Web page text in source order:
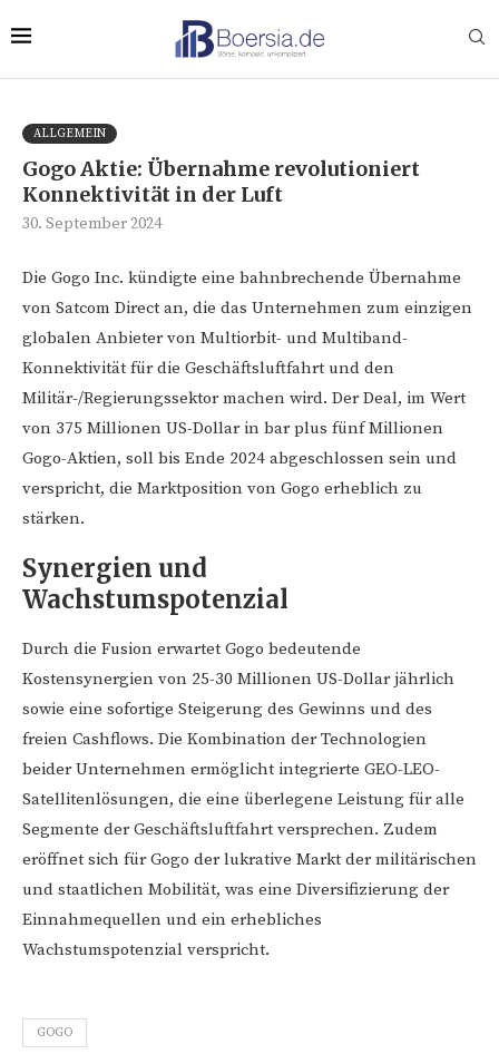
ALLGEMEIN
Gogo Aktie: Übernahme revolutioniert
Konnektivität in der Luft
30. September 2024
Die Gogo Inc. kündigte eine bahnbrechende Übernahme
von Satcom Direct an, die das Unternehmen zum einzigen
globalen Anbieter von Multiorbit- und Multiband-
Konnektivität für die Geschäftsluftfahrt und den
Militär-/Regierungssektor machen wird. Der Deal, im Wert
von 375 Millionen US-Dollar in bar plus fünf Millionen
Gogo-Aktien, soll bis Ende 2024 abgeschlossen sein und
verspricht, die Marktposition von Gogo erheblich zu
stärken.
Synergien und
Wachstumspotenzial
Durch die Fusion erwartet Gogo bedeutende
Kostensynergien von 25-30 Millionen US-Dollar jährlich
sowie eine sofortige Steigerung des Gewinns und des
freien Cashflows. Die Kombination der Technologien
beider Unternehmen ermöglicht integrierte GEO-LEO-
Satellitenlösungen, die eine überlegene Leistung für alle
Segmente der Geschäftsluftfahrt versprechen. Zudem
eröffnet sich für Gogo der lukrative Markt der militärischen
und staatlichen Mobilität, was eine Diversifizierung der
Einnahmequellen und ein erhebliches
Wachstumspotenzial verspricht.
GOGO